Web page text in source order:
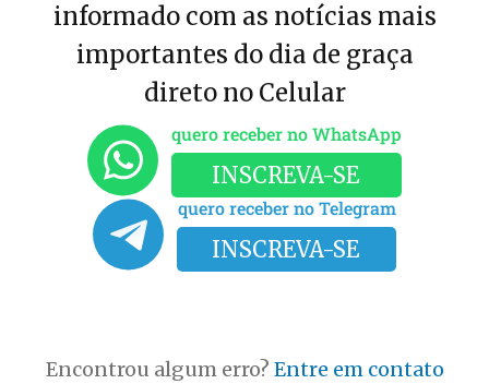
informado com as notícias mais
importantes do dia de graça
direto no Celular
quero receber no WhatsApp
INSCREVA-SE
quero receber no Telegram
INSCREVA-SE
Encontrou algum erro? Entre em contato